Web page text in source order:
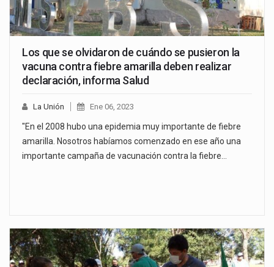
Los que se olvidaron de cuándo se pusieron la
vacuna contra fiebre amarilla deben realizar
declaración, informa Salud
La Unión Ene 06, 2023
"En el 2008 hubo una epidemia muy importante de fiebre
amarilla. Nosotros habíamos comenzado en ese año una
importante campaña de vacunación contra la fiebre…